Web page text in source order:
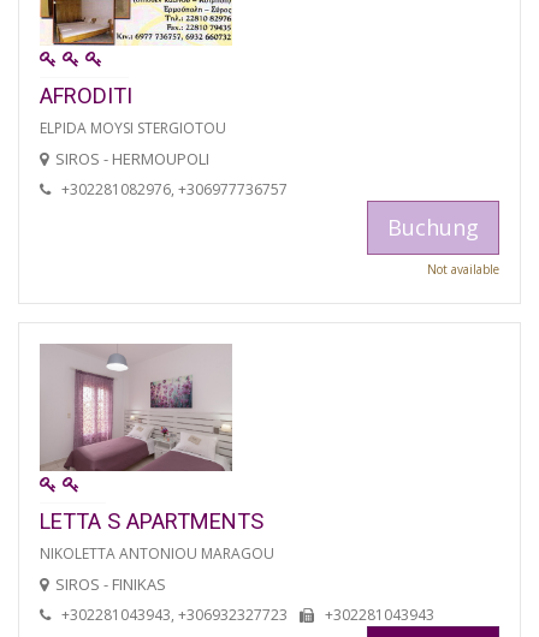
AFRODITI
ELPIDA MOYSI STERGIOTOU
SIROS - HERMOUPOLI
+302281082976, +306977736757
Buchung
Not available
LETTA S APARTMENTS
NIKOLETTA ANTONIOU MARAGOU
SIROS - FINIKAS
+302281043943, +306932327723 +302281043943